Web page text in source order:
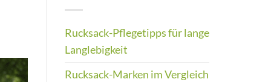
Rucksack-Pflegetipps für lange
Langlebigkeit
Rucksack-Marken im Vergleich